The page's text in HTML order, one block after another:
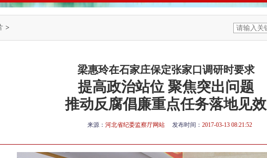
>
梁惠玲在石家庄保定张家口调研时要求
提高政治站位 聚焦突出问题
推动反腐倡廉重点任务落地见效
来源： 河北省纪委监察厅网站 发布时间： 2017-03-13 08:21:52